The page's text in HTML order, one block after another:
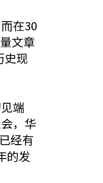
在30
文章
史现
端
，华
经有
的发